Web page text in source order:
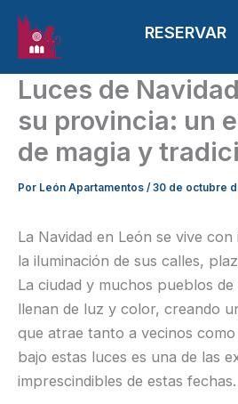
Ir al contenido
RESERVAR
Luces de
su provincia: un
de magia y
Por León Apartamentos /30 de octubre
La Navidad en León se vive
la iluminación de sus calles,
La ciudad y muchos pueblos
llenan de luz y color, creando
que atrae tanto a vecinos
bajo estas luces es una de las
imprescindibles de estas fechas.